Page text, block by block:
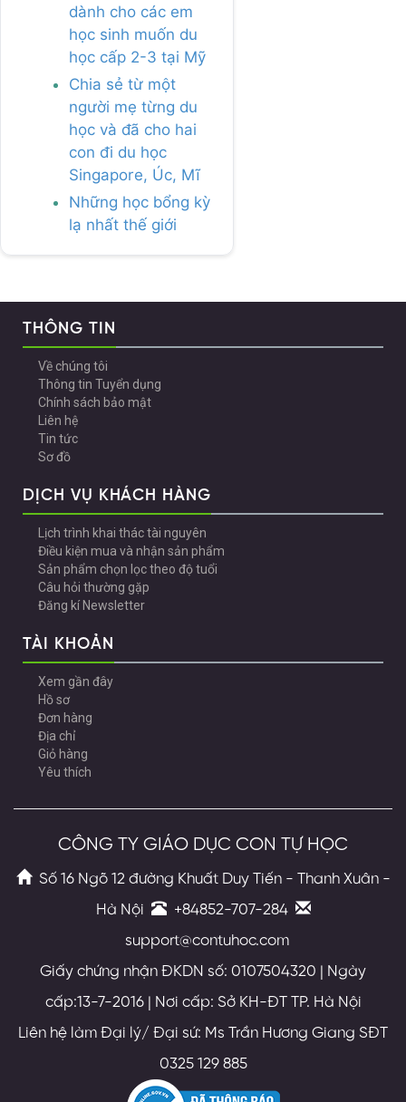
dành cho các em
học sinh muốn du
học cấp 2-3 tại Mỹ
Chia sẻ từ một
người mẹ từng du
học và đã cho hai
con đi du học
Singapore, Úc, Mĩ
Những học bổng kỳ
lạ nhất thế giới
THÔNG TIN
Về chúng tôi
Thông tin Tuyển dụng
Chính sách bảo mật
Liên hệ
Tin tức
Sơ đồ
DỊCH VỤ KHÁCH HÀNG
Lịch trình khai thác tài nguyên
Điều kiện mua và nhận sản phẩm
Sản phẩm chọn lọc theo độ tuổi
Câu hỏi thường gặp
Đăng kí Newsletter
TÀI KHOẢN
Xem gần đây
Hồ sơ
Đơn hàng
Địa chỉ
Giỏ hàng
Yêu thích
CÔNG TY GIÁO DỤC CON TỰ HỌC
Số 16 Ngõ 12 đường Khuất Duy Tiến - Thanh Xuân -
Hà Nội
+84852-707-284
support@contuhoc.com
Giấy chứng nhận ĐKDN số: 0107504320 | Ngày
cấp:13-7-2016 | Nơi cấp: Sở KH-ĐT TP. Hà Nội
Liên hệ làm Đại lý/ Đại sứ: Ms Trần Hương Giang SĐT
0325 129 885